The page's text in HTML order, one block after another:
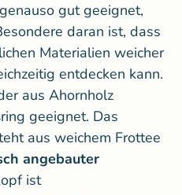
gut geeignet,
daran ist, dass
Materialien weicher
entdecken kann.
aus Ahornholz
geeignet. Das
aus weichem Frottee
angebauter
ist